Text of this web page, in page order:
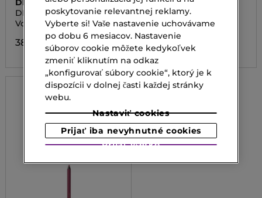
DIOR
DIORSHOW
Vodeodolná očná linka
38,00 €
SHISEIDO
MICROLINER INK
Ceruzka na oči
30,00 €
poskytovanie relevantnej reklamy.
Vyberte si! Vaše nastavenie uchovávame
po dobu 6 mesiacov. Nastavenie
súborov cookie môžete kedykoľvek
zmeniť kliknutím na odkaz
„konfigurovať súbory cookie“, ktorý je k
dispozícii v dolnej časti každej stránky
webu.
Nastaviť cookies
Prijať iba nevyhnutné cookies
Prijať všetko